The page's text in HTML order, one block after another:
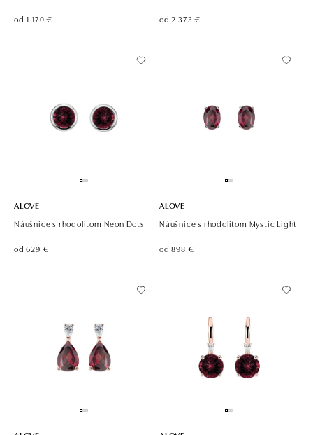
od 1 170 € od 2 373 €
ALOVE
Náušnice s rhodolitom Neon Dots
od 629 €
ALOVE
Náušnice s rhodolitom Mystic Light
od 898 €